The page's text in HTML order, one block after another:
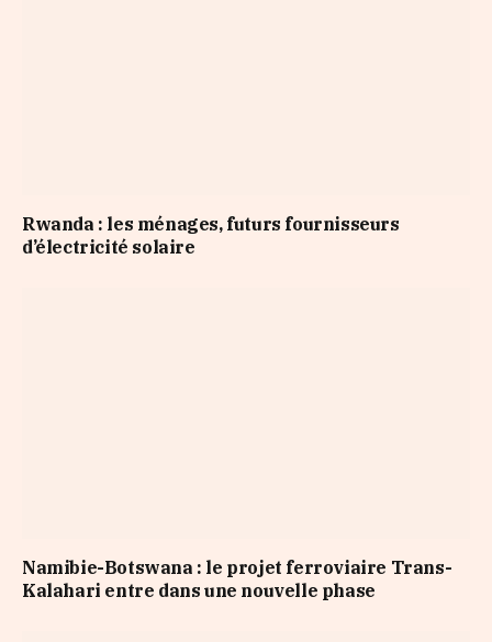
Rwanda : les ménages, futurs fournisseurs
d’électricité solaire
Namibie-Botswana : le projet ferroviaire Trans-
Kalahari entre dans une nouvelle phase